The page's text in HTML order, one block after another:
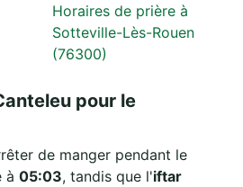
Horaires de prière à
Sotteville-Lès-Rouen
(76300)
pour le
de manger pendant le
à 05:03, tandis que l'iftar